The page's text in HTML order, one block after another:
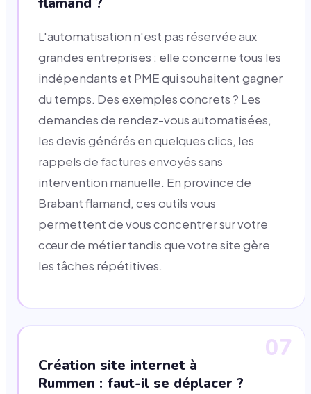
L'automatisation n'est pas réservée aux
grandes entreprises : elle concerne tous les
indépendants et PME qui souhaitent gagner
du temps. Des exemples concrets ? Les
demandes de rendez-vous automatisées,
les devis générés en quelques clics, les
rappels de factures envoyés sans
intervention manuelle. En province de
Brabant flamand, ces outils vous
permettent de vous concentrer sur votre
cœur de métier tandis que votre site gère
les tâches répétitives.
07
Création site internet à
Rummen : faut-il se déplacer ?